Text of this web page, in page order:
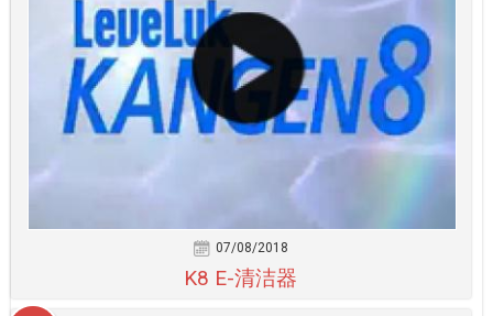
07/08/2018
K8 E-清洁器